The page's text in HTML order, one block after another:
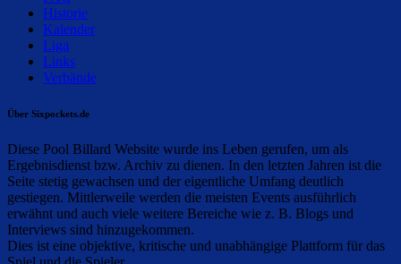
Historie
Kalender
Liga
Links
Verbände
Über Sixpockets.de
Diese Pool Billard Website wurde ins Leben gerufen, um als
Ergebnisdienst bzw. Archiv zu dienen. In den letzten Jahren ist die
Seite stetig gewachsen und der eigentliche Umfang deutlich
gestiegen. Mittlerweile werden die meisten Events ausführlich
erwähnt und auch viele weitere Bereiche wie z. B. Blogs und
Interviews sind hinzugekommen.
Dies ist eine objektive, kritische und unabhängige Plattform für das